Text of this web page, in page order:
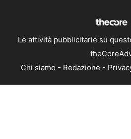
Le attività pubblicitarie su
Chi siamo - Redazione -